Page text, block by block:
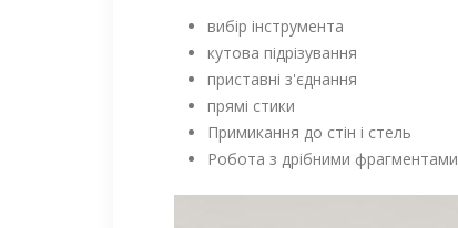
вибір інструмента
кутова підрізування
приставні з'єднання
прямі стики
Примикання до стін і стель
Робота з дрібними фрагментами